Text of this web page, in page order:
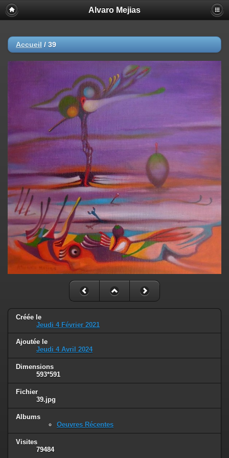
Alvaro Mejias
Accueil / 39
Créée le
Jeudi 4 Février 2021
Ajoutée le
Jeudi 4 Avril 2024
Dimensions
593*591
Fichier
39.jpg
Albums
Oeuvres Récentes
Visites
79484